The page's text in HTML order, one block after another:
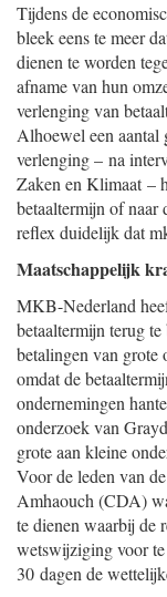
Tijdens de
bleek eens te meer
dienen te worden
afname van hun
verlenging van
Alhoewel een aantal
verlenging – na
Zaken en Klimaat –
betaaltermijn of naar
reflex duidelijk dat
Maatschappelijk
MKB-Nederland
betaaltermijn terug
betalingen van grote
omdat de
ondernemingen
onderzoek van
grote aan kleine
Voor de leden van
Amhaouch (CDA)
te dienen waarbij de
wetswijziging voor te
30 dagen de